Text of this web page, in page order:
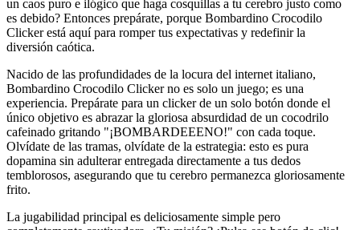
un caos puro e ilógico que haga cosquillas a tu cerebro justo como
es debido? Entonces prepárate, porque Bombardino Crocodilo
Clicker está aquí para romper tus expectativas y redefinir la
diversión caótica.
Nacido de las profundidades de la locura del internet italiano,
Bombardino Crocodilo Clicker no es solo un juego; es una
experiencia. Prepárate para un clicker de un solo botón donde el
único objetivo es abrazar la gloriosa absurdidad de un cocodrilo
cafeinado gritando "¡BOMBARDEEENO!" con cada toque.
Olvídate de las tramas, olvídate de la estrategia: esto es pura
dopamina sin adulterar entregada directamente a tus dedos
temblorosos, asegurando que tu cerebro permanezca gloriosamente
frito.
La jugabilidad principal es deliciosamente simple pero